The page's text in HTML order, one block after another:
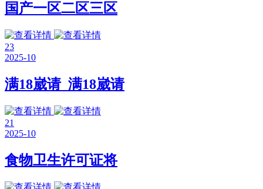
国产一区二区三区
23
2025-10
满18崴请_满18崴请
21
2025-10
食物卫生许可证将